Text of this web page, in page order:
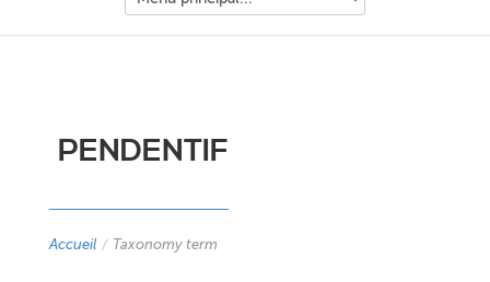
PENDENTIF
Accueil / Taxonomy term